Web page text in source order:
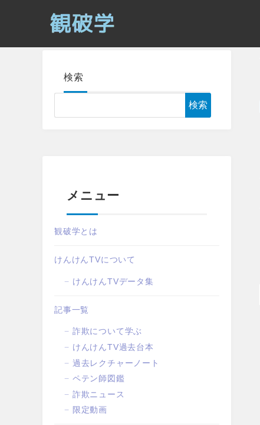
検索
検索
メニュー
観破学とは
けんけんTVについて
けんけんTVデータ集
記事一覧
詐欺について学ぶ
けんけんTV過去台本
過去レクチャーノート
ペテン師図鑑
詐欺ニュース
限定動画